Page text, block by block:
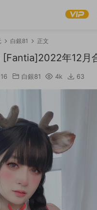
白銀81 正文
[Fantia]2022年12月
白銀81 4k 63